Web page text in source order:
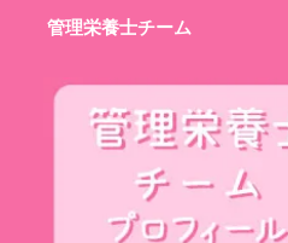
管理栄養士チーム